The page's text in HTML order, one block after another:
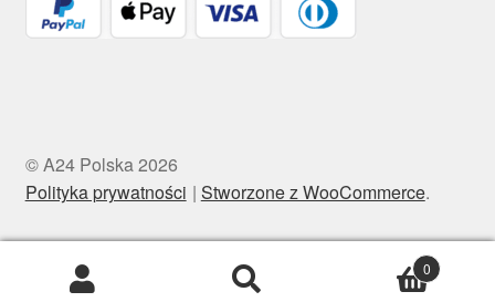
© A24 Polska 2026
Polityka prywatności
Stworzone z WooCommerce.
0